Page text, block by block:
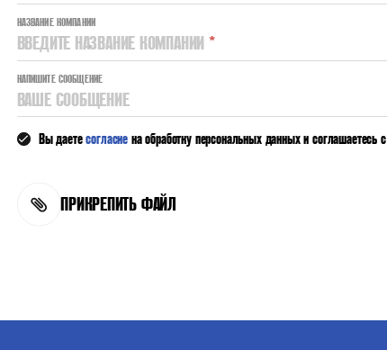
НАЗВАНИЕ КОМПАНИИ
ВВЕДИТЕ НАЗВАНИЕ КОМПАНИИ *
НАПИШИТЕ СООБЩЕНИЕ
ВАШЕ СООБЩЕНИЕ
Вы даетесогласиена обработку персональных данных и соглашаетесь с
ПРИКРЕПИТЬ ФАЙЛ